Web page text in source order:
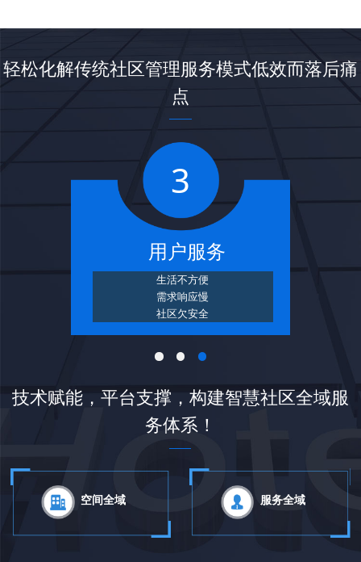
轻松化解传统社区管理服务模式低效而落后痛
点
3
用户服务
生活不方便
需求响应慢
社区欠安全
技术赋能，平台支撑，构建智慧社区全域服
务体系！
空间全域 服务全域